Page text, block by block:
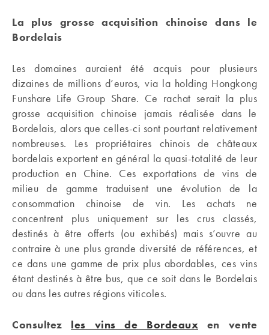
La plus grosse acquisition chinoise dans le
Bordelais
Les domaines auraient été acquis pour plusieurs
dizaines de millions d’euros, via la holding Hongkong
Funshare Life Group Share. Ce rachat serait la plus
grosse acquisition chinoise jamais réalisée dans le
Bordelais, alors que celles-ci sont pourtant relativement
nombreuses. Les propriétaires chinois de châteaux
bordelais exportent en général la quasi-totalité de leur
production en Chine. Ces exportations de vins de
milieu de gamme traduisent une évolution de la
consommation chinoise de vin. Les achats ne
concentrent plus uniquement sur les crus classés,
destinés à être offerts (ou exhibés) mais s’ouvre au
contraire à une plus grande diversité de références, et
ce dans une gamme de prix plus abordables, ces vins
étant destinés à être bus, que ce soit dans le Bordelais
ou dans les autres régions viticoles.
Consultez les vins de Bordeaux en vente